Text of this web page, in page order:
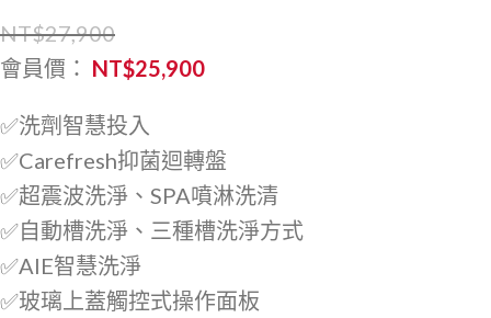
NT$27,900
會員價： NT$25,900
✅洗劑智慧投入
✅Carefresh抑菌迴轉盤
✅超震波洗淨、SPA噴淋洗清
✅自動槽洗淨、三種槽洗淨方式
✅AIE智慧洗淨
✅玻璃上蓋觸控式操作面板